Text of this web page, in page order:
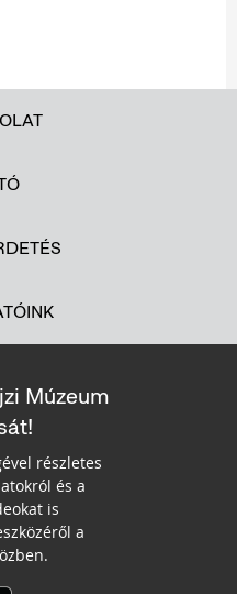
Múzeum
részletes
és a
is
a